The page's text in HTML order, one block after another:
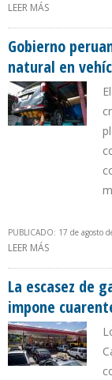
LEER MÁS
Gobierno
natural en
PUBLICADO: 17 de agosto
LEER MÁS
La escasez de
impone